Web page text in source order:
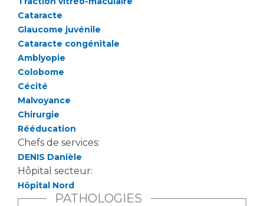
Qualité
Nos indicateurs qualité et de sécurité des soins
Protection des données
Sécurité
Les recherches en santé à l’AP-HM
Cataracte
Glaucome juvénile
Cataracte congénitale
Amblyopie
Colobome
Cécité
Malvoyance
Chirurgie
Rééducation
Chefs de services:
DENIS Danièle
Hôpital secteur:
Hôpital Nord
PATHOLOGIES